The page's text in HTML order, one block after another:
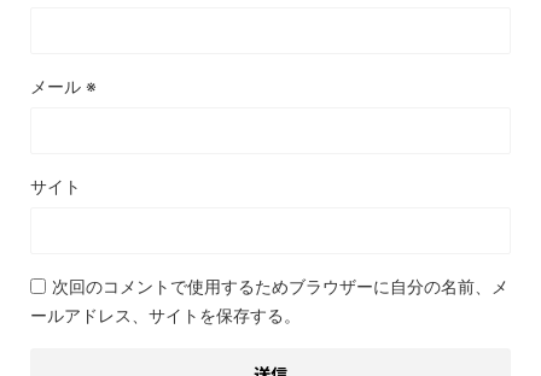
メール ※
サイト
次回のコメントで使用するためブラウザーに自分の名前、メ
ールアドレス、サイトを保存する。